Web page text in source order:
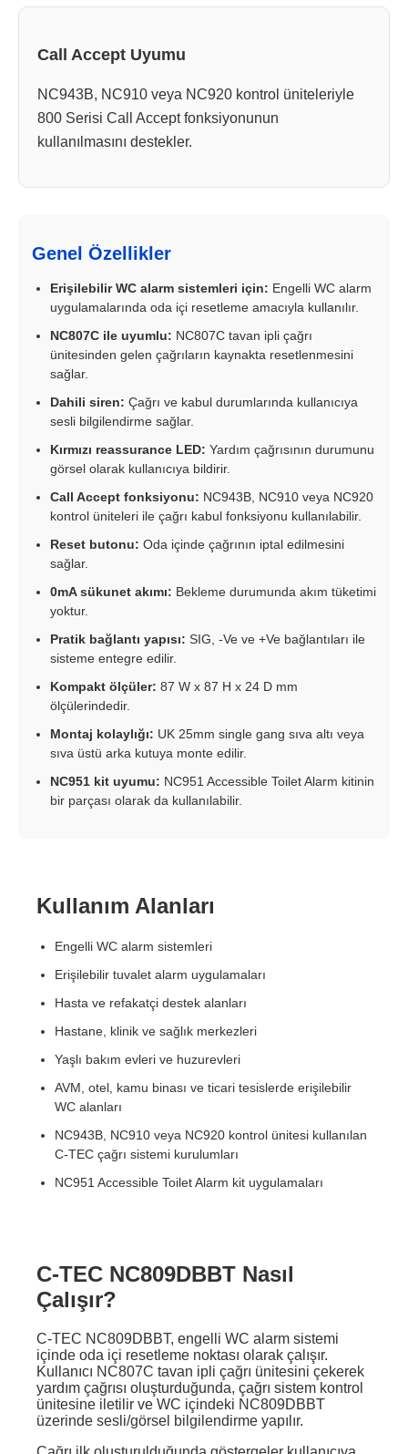
Call Accept Uyumu
NC943B, NC910 veya NC920 kontrol üniteleriyle
800 Serisi Call Accept fonksiyonunun
kullanılmasını destekler.
Genel Özellikler
Erişilebilir WC alarm sistemleri için: Engelli WC alarm
uygulamalarında oda içi resetleme amacıyla kullanılır.
NC807C ile uyumlu: NC807C tavan ipli çağrı
ünitesinden gelen çağrıların kaynakta resetlenmesini
sağlar.
Dahili siren: Çağrı ve kabul durumlarında kullanıcıya
sesli bilgilendirme sağlar.
Kırmızı reassurance LED: Yardım çağrısının durumunu
görsel olarak kullanıcıya bildirir.
Call Accept fonksiyonu: NC943B, NC910 veya NC920
kontrol üniteleri ile çağrı kabul fonksiyonu kullanılabilir.
Reset butonu: Oda içinde çağrının iptal edilmesini
sağlar.
0mA sükunet akımı: Bekleme durumunda akım tüketimi
yoktur.
Pratik bağlantı yapısı: SIG, -Ve ve +Ve bağlantıları ile
sisteme entegre edilir.
Kompakt ölçüler: 87 W x 87 H x 24 D mm
ölçülerindedir.
Montaj kolaylığı: UK 25mm single gang sıva altı veya
sıva üstü arka kutuya monte edilir.
NC951 kit uyumu: NC951 Accessible Toilet Alarm kitinin
bir parçası olarak da kullanılabilir.
Kullanım Alanları
Engelli WC alarm sistemleri
Erişilebilir tuvalet alarm uygulamaları
Hasta ve refakatçi destek alanları
Hastane, klinik ve sağlık merkezleri
Yaşlı bakım evleri ve huzurevleri
AVM, otel, kamu binası ve ticari tesislerde erişilebilir
WC alanları
NC943B, NC910 veya NC920 kontrol ünitesi kullanılan
C-TEC çağrı sistemi kurulumları
NC951 Accessible Toilet Alarm kit uygulamaları
C-TEC NC809DBBT Nasıl
Çalışır?
C-TEC NC809DBBT, engelli WC alarm sistemi
içinde oda içi resetleme noktası olarak çalışır.
Kullanıcı NC807C tavan ipli çağrı ünitesini çekerek
yardım çağrısı oluşturduğunda, çağrı sistem kontrol
ünitesine iletilir ve WC içindeki NC809DBBT
üzerinde sesli/görsel bilgilendirme yapılır.